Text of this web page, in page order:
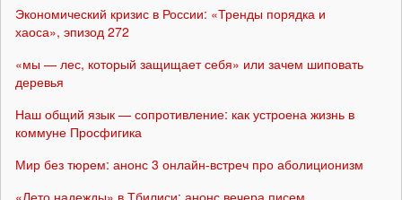
Экономический кризис в России: «Тренды порядка и
хаоса», эпизод 272
«мы — лес, который защищает себя» или зачем шиповать
деревья
Наш общий язык — сопротивление: как устроена жизнь в
коммуне Просфигика
Мир без тюрем: анонс 3 онлайн-встреч про аболиционизм